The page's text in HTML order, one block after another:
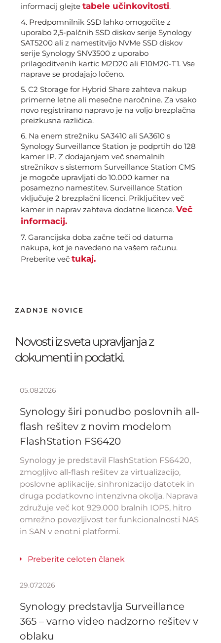
informacij glejte tabele učinkovitosti.
4. Predpomnilnik SSD lahko omogočite z
uporabo 2,5-palčnih SSD diskov serije Synology
SAT5200 ali z namestitvijo NVMe SSD diskov
serije Synology SNV3500 z uporabo
prilagoditvenih kartic M2D20 ali E10M20-T1. Vse
naprave se prodajajo ločeno.
5. C2 Storage for Hybrid Share zahteva nakup
primerne letne ali mesečne naročnine. Za vsako
novo registrirano napravo je na voljo brezplačna
preizkusna različica.
6. Na enem strežniku SA3410 ali SA3610 s
Synology Surveillance Station je podprtih do 128
kamer IP. Z dodajanjem več snemalnih
strežnikov s sistemom Surveillance Station CMS
je mogoče upravljati do 10.000 kamer na
posamezno namestitev. Surveillance Station
vključuje 2 brezplačni licenci. Priključitev več
kamer in naprav zahteva dodatne licence. Več
informacij.
7. Garancijska doba začne teči od datuma
nakupa, kot je navedeno na vašem računu.
Preberite več tukaj.
ZADNJE NOVICE
Novosti iz sveta upravljanja z
dokumenti in podatki.
05.08.2026
Synology širi ponudbo poslovnih all-
flash rešitev z novim modelom
FlashStation FS6420
Synology je predstavil FlashStation FS6420,
zmogljivo all-flash rešitev za virtualizacijo,
poslovne aplikacije, sinhronizacijo datotek in
druga podatkovno intenzivna okolja. Naprava
združuje več kot 929.000 bralnih IOPS, hitro
omrežno povezljivost ter funkcionalnosti NAS
in SAN v enotni platformi.
Preberite celoten članek
29.07.2026
Synology predstavlja Surveillance
365 – varno video nadzorno rešitev v
oblaku